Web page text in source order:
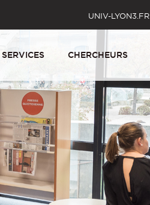
UNIV-LYON3.FR
SERVICES CHERCHEURS